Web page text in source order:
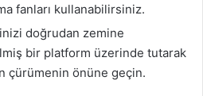
fanları kullanabilirsiniz.
doğrudan zemine
bir platform üzerinde tutarak
çürümenin önüne geçin.